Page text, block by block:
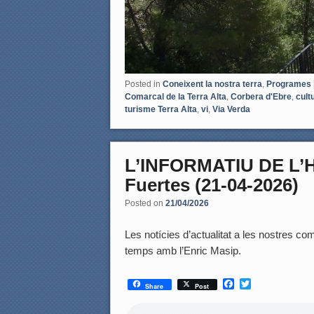
Posted in Coneixent la nostra terra Programes
Comarcal de la Terra Alta Corbera d'Ebre
turisme Terra Alta vi Via Verda
L’INFORMATIU DE
Fuertes (21-04-2026)
Posted on 21/04/2026
Les notícies d’actualitat a les nostres
temps amb l’Enric Masip.
Share Post
F